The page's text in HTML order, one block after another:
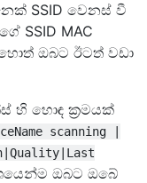
SSID වෙනස් වී
SSID MAC
ඔබට ඊටත් වඩා
හි හොඳ ක්‍රමයක්
scanning |
ඔබට ඔබේ